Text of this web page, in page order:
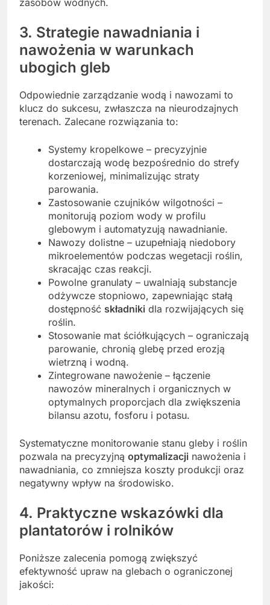
3. Strategie nawadniania i
nawożenia w warunkach
ubogich gleb
Odpowiednie zarządzanie wodą i nawozami to
klucz do sukcesu, zwłaszcza na nieurodzajnych
terenach. Zalecane rozwiązania to:
Systemy kropelkowe – precyzyjnie
dostarczają wodę bezpośrednio do strefy
korzeniowej, minimalizując straty
parowania.
Zastosowanie czujników wilgotności –
monitorują poziom wody w profilu
glebowym i automatyzują nawadnianie.
Nawozy dolistne – uzupełniają niedobory
mikroelementów podczas wegetacji roślin,
skracając czas reakcji.
Powolne granulaty – uwalniają substancje
odżywcze stopniowo, zapewniając stałą
dostępność składniki dla rozwijających się
roślin.
Stosowanie mat ściółkujących – ograniczają
parowanie, chronią glebę przed erozją
wietrzną i wodną.
Zintegrowane nawożenie – łączenie
nawozów mineralnych i organicznych w
optymalnych proporcjach dla zwiększenia
bilansu azotu, fosforu i potasu.
Systematyczne monitorowanie stanu gleby i roślin
pozwala na precyzyjną optymalizacji nawożenia i
nawadniania, co zmniejsza koszty produkcji oraz
negatywny wpływ na środowisko.
4. Praktyczne wskazówki dla
plantatorów i rolników
Poniższe zalecenia pomogą zwiększyć
efektywność upraw na glebach o ograniczonej
jakości: